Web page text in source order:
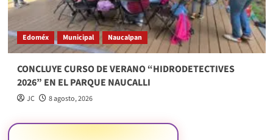
Edoméx Municipal Naucalpan
CONCLUYE CURSO DE VERANO “HIDRODETECTIVES
2026” EN EL PARQUE NAUCALLI
JC 8 agosto, 2026